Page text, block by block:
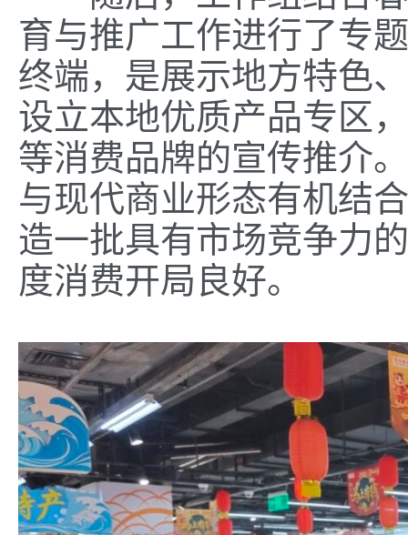
育与推广工作进行了专
终端，是展示地方特色
设立本地优质产品专区
等消费品牌的宣传推介
与现代商业形态有机结
造一批具有市场竞争力
度消费开局良好。